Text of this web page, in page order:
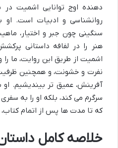
دهنده اوج توانایی اشمیت در
روانشناسی و ادبیات است. او
سنگینی چون جبر و اختیار،
هنر را در لفافه داستانی
اشمیت از طریق این روایت، ما را
نفرت و خشونت، و همچنین
آفرینش، عمیق تر بیندیشیم. او
سرگرم می کند، بلکه او را به
که تا مدت ها پس از اتمام
خلاصه کامل